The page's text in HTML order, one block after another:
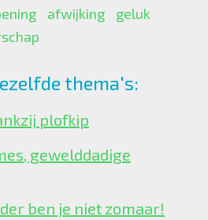
afwijking
geluk
thema's:
plofkip
gewelddadige
ben je niet zomaar!